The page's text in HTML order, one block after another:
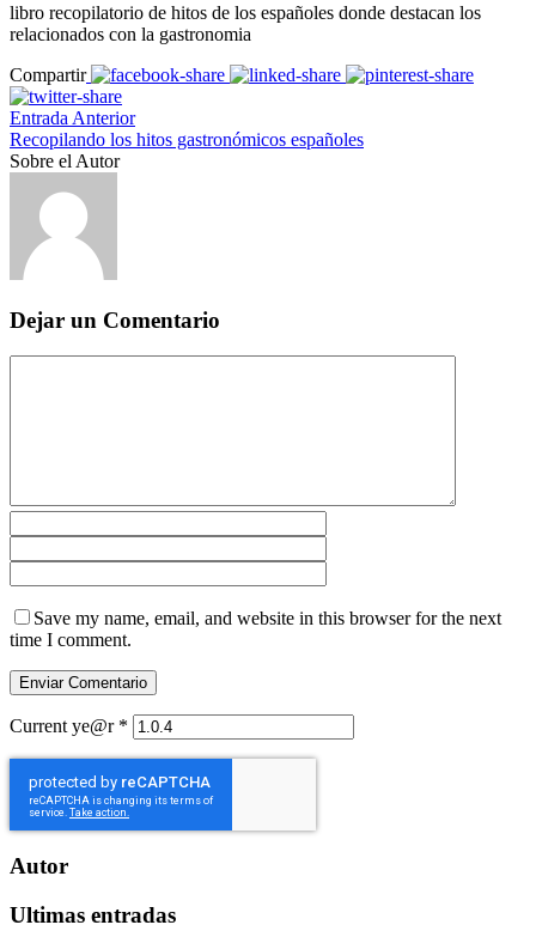
libro recopilatorio de hitos de los españoles donde destacan los
relacionados con la gastronomia
Compartir
Entrada Anterior
Recopilando los hitos gastronómicos españoles
Sobre el Autor
Dejar un Comentario
Save my name, email, and website in this browser for the next
time I comment.
Current ye@r *
Autor
Ultimas entradas